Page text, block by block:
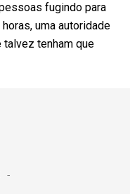
fugindo para
uma autoridade
talvez tenham que